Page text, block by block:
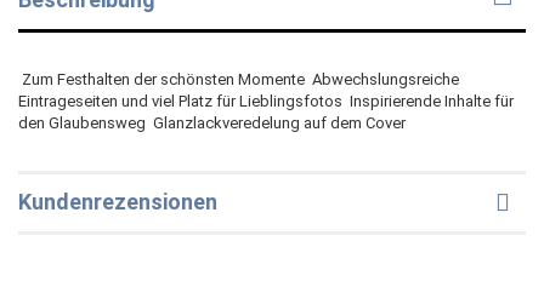
 Zum Festhalten der schönsten Momente  Abwechslungsreiche
Eintrageseiten und viel Platz für Lieblingsfotos  Inspirierende Inhalte für
den Glaubensweg  Glanzlackveredelung auf dem Cover
Kundenrezensionen